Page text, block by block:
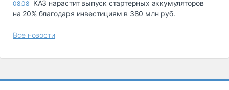
08.08 КАЗ нарастит выпуск стартерных аккумуляторов
на 20% благодаря инвестициям в 380 млн руб.
Все новости